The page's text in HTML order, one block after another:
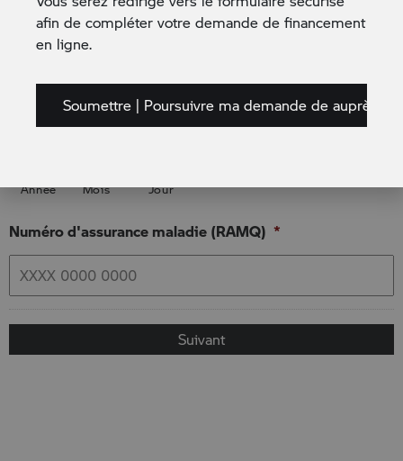
Numéro de permis de conduire
Date d’expiration du permis de conduire *
Année Mois Jour
Numéro d'assurance maladie (RAMQ) *
afin de compléter votre demande de financement
en ligne.